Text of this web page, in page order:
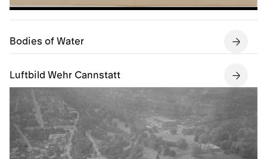
Bodies of Water
Luftbild Wehr Cannstatt